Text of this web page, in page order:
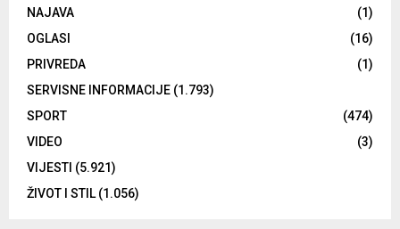
NAJAVA
(1)
OGLASI
(16)
PRIVREDA
(1)
SERVISNE INFORMACIJE (1.793)
SPORT
(474)
VIDEO
(3)
VIJESTI (5.921)
ŽIVOT I STIL (1.056)